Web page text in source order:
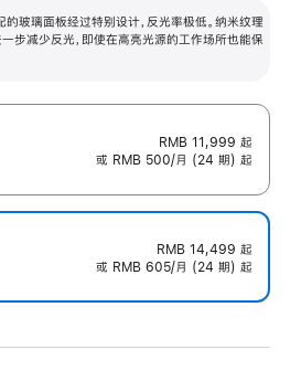
的玻璃面板经过特别设计，反光率极低。纳米纹理
步减少反光，即使在高亮光源的工作场所也能保
RMB 11,999 起
或 RMB 500/月 (24 期) 起
RMB 14,499 起
或 RMB 605/月 (24 期) 起